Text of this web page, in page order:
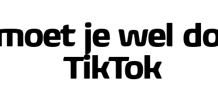
je wel
TikTok